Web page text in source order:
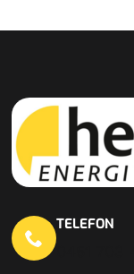
TELEFON